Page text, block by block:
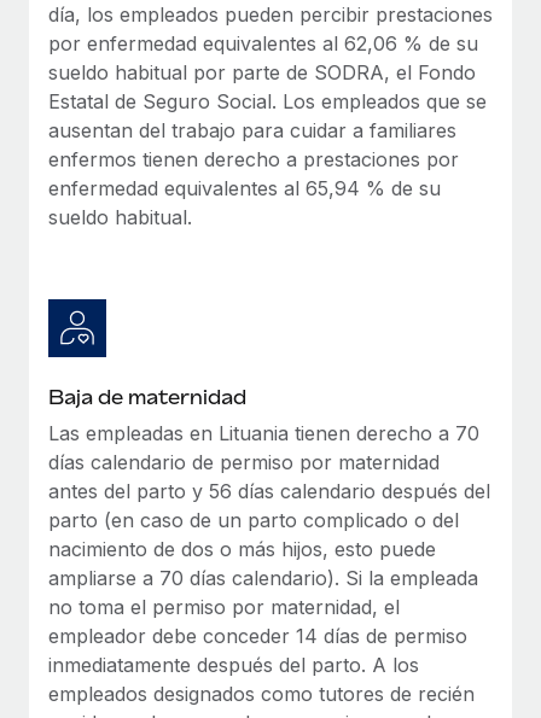
día, los empleados pueden percibir prestaciones
por enfermedad equivalentes al 62,06 % de su
sueldo habitual por parte de SODRA, el Fondo
Estatal de Seguro Social. Los empleados que se
ausentan del trabajo para cuidar a familiares
enfermos tienen derecho a prestaciones por
enfermedad equivalentes al 65,94 % de su
sueldo habitual.
Baja de maternidad
Las empleadas en Lituania tienen derecho a 70
días calendario de permiso por maternidad
antes del parto y 56 días calendario después del
parto (en caso de un parto complicado o del
nacimiento de dos o más hijos, esto puede
ampliarse a 70 días calendario). Si la empleada
no toma el permiso por maternidad, el
empleador debe conceder 14 días de permiso
inmediatamente después del parto. A los
empleados designados como tutores de recién